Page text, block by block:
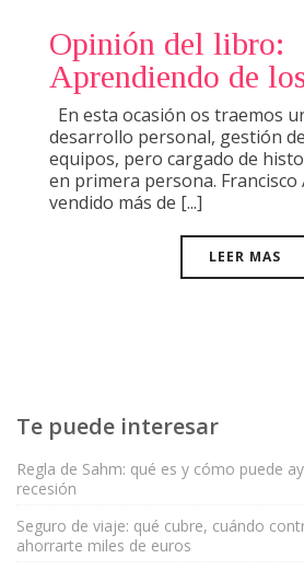
Opinión del libro:
Aprendiendo de
En esta ocasión os traemos
desarrollo personal, gestión
equipos, pero cargado de
en primera persona. Francisco
vendido más de [...]
LEER MAS
Te puede interesar
Regla de Sahm: qué es y cómo puede
recesión
Seguro de viaje: qué cubre, cuándo
ahorrarte miles de euros